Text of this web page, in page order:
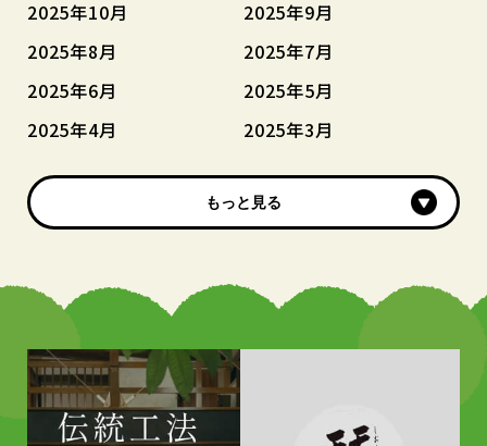
2025年10月
2025年9月
2025年8月
2025年7月
2025年6月
2025年5月
2025年4月
2025年3月
もっと見る
もっと見る